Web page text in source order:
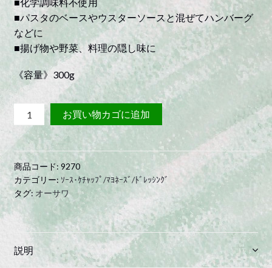
■パスタのベースやウスターソースと混ぜてハンバーグ
などに
■揚げ物や野菜、料理の隠し味に
《容量》300g
ー
サ
の
ト
マ
ト
チ
お買い物カゴに追加
商品コード:9270
カテゴリー: ｿｰｽ･ｹﾁｬｯﾌﾟ/ﾏﾖﾈｰｽﾞ/ﾄﾞﾚｯｼﾝｸﾞ
タグ: オーサワ
説明